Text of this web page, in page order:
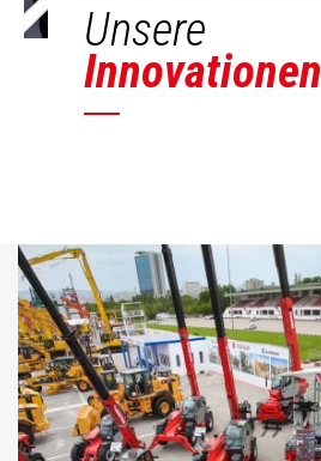
Unsere
Innovationen